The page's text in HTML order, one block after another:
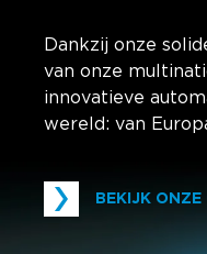
Dankzij onze
van onze
innovatieve
wereld: van
BEKIJK ONZE